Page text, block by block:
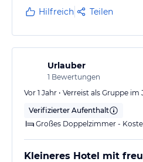
lies vor der Buchung die
Tolles Frühstück. Sauber.
Abstellmöglichkeiten für Kfz
Bin jetzt zum vierten Male
Motorradgruppe hier (jeweils
Motorradsicherheitstraining)
Macht weiter so.
Hilfreich Teilen
Urlauber
1 Bewertungen
Vor 1 Jahr • Verreist als Gruppe im
Verifizierter Aufenthalt
Großes Doppelzimmer -
Kleineres Hotel mit